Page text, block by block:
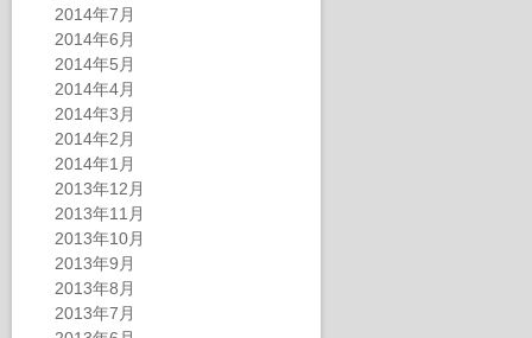
2014年7月
2014年6月
2014年5月
2014年4月
2014年3月
2014年2月
2014年1月
2013年12月
2013年11月
2013年10月
2013年9月
2013年8月
2013年7月